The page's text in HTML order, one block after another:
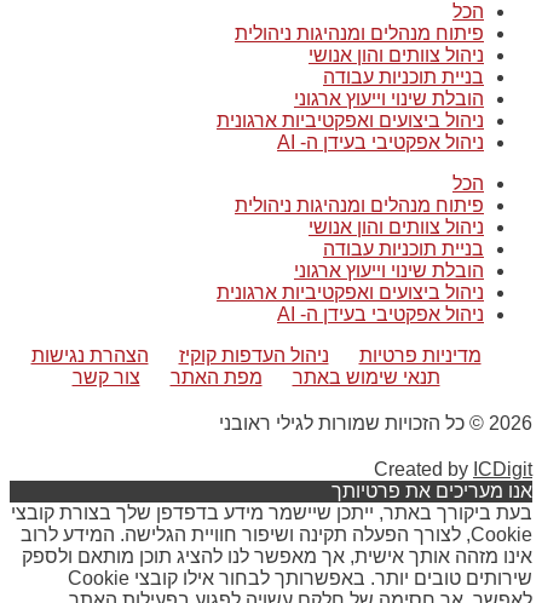
הכל
פיתוח מנהלים ומנהיגות ניהולית
ניהול צוותים והון אנושי
בניית תוכניות עבודה
הובלת שינוי וייעוץ ארגוני
ניהול ביצועים ואפקטיביות ארגונית
ניהול אפקטיבי בעידן ה- AI
הכל
פיתוח מנהלים ומנהיגות ניהולית
ניהול צוותים והון אנושי
בניית תוכניות עבודה
הובלת שינוי וייעוץ ארגוני
ניהול ביצועים ואפקטיביות ארגונית
ניהול אפקטיבי בעידן ה- AI
מדיניות פרטיות
ניהול העדפות קוקיז
הצהרת נגישות
תנאי שימוש באתר
מפת האתר צור קשר
2026 © כל הזכויות שמורות לגילי ראובני
Created by ICDigit
אנו מעריכים את פרטיותך
בעת ביקורך באתר, ייתכן שיישמר מידע בדפדפן שלך בצורת קובצי
Cookie, לצורך הפעלה תקינה ושיפור חוויית הגלישה. המידע לרוב
אינו מזהה אותך אישית, אך מאפשר לנו להציג תוכן מותאם ולספק
שירותים טובים יותר. באפשרותך לבחור אילו קובצי Cookie